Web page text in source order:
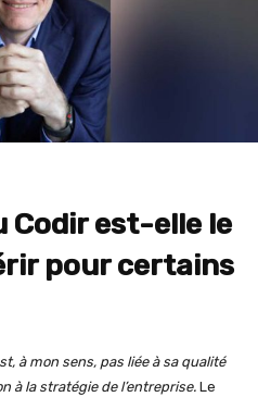
Codir est-elle le
pour certains
à mon sens, pas liée à sa qualité
à la stratégie de l’entreprise. Le